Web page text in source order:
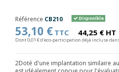
Référence CB210 Disponible
53,10 € TTC 44,25 € HT
Dont 0,01 € d'eco-participation déjà incluse
2Doté d'une implantation similaire